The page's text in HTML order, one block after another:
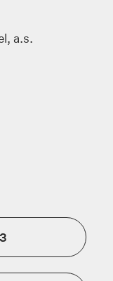
a.s.
kartekarte